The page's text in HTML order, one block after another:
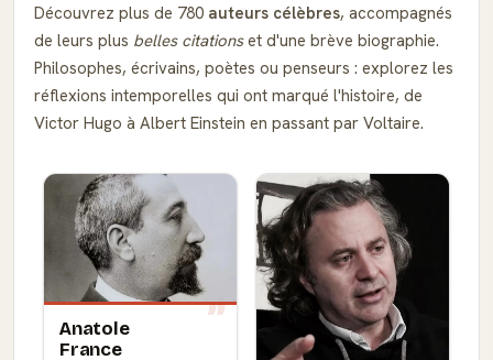
Découvrez plus de 780 auteurs célèbres, accompagnés
de leurs plus belles citationset d'une brève biographie.
Philosophes, écrivains, poètes ou penseurs : explorez les
réflexions intemporelles qui ont marqué l'histoire, de
Victor Hugo à Albert Einstein en passant par Voltaire.
Anatole
France